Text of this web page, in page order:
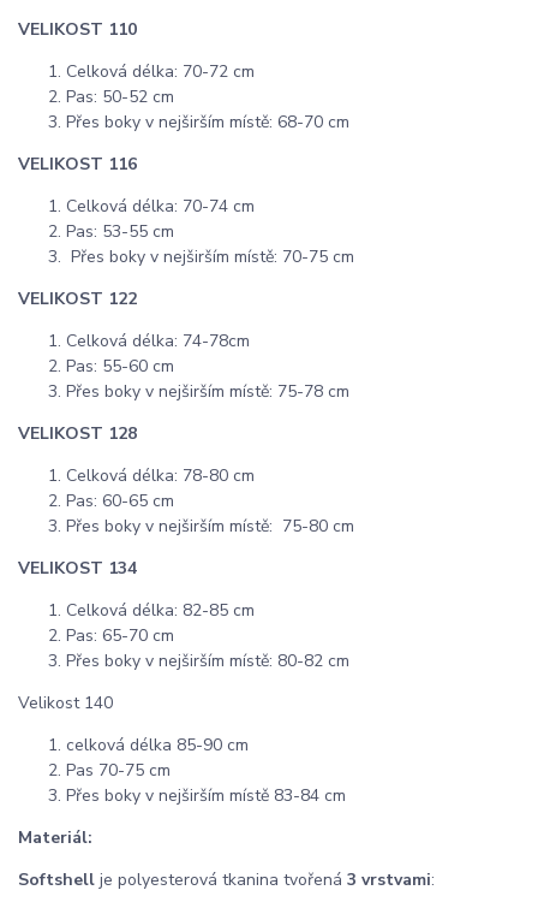
VELIKOST 110
Celková délka: 70-72 cm
Pas: 50-52 cm
Přes boky v nejširším místě: 68-70 cm
VELIKOST 116
Celková délka: 70-74 cm
Pas: 53-55 cm
Přes boky v nejširším místě: 70-75 cm
VELIKOST 122
Celková délka: 74-78cm
Pas: 55-60 cm
Přes boky v nejširším místě: 75-78 cm
VELIKOST 128
Celková délka: 78-80 cm
Pas: 60-65 cm
Přes boky v nejširším místě: 75-80 cm
VELIKOST 134
Celková délka: 82-85 cm
Pas: 65-70 cm
Přes boky v nejširším místě: 80-82 cm
Velikost 140
celková délka 85-90 cm
Pas 70-75 cm
Přes boky v nejširším místě 83-84 cm
Materiál:
Softshell je polyesterová tkanina tvořená 3 vrstvami: